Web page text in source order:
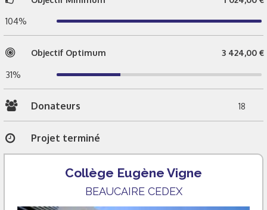
104%
Objectif Optimum 3 424,00 €
31%
Donateurs 18
Projet terminé
Collège Eugène Vigne
BEAUCAIRE CEDEX